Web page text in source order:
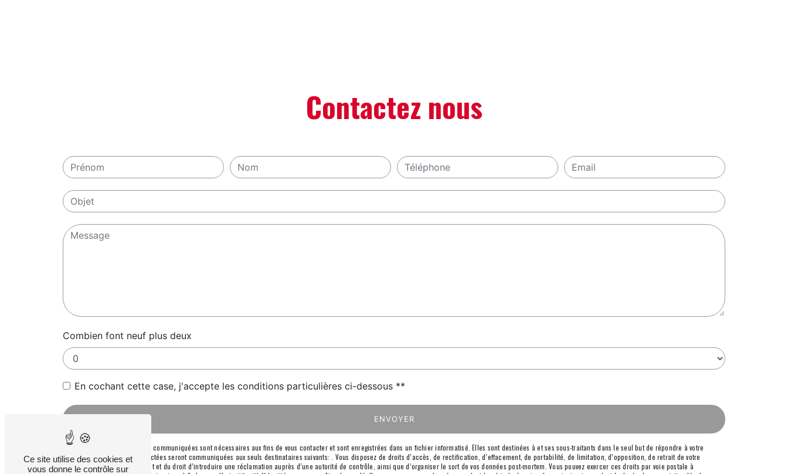
Contactez nous
Combien font neuf plus deux
En cochant cette case, j'accepte les conditions particulières ci-dessous **
ENVOYER
** Les données personnelles communiquées sont nécessaires aux fins de vous contacter et sont enregistrées dans un fichier informatisé. Elles sont destinées à et ses sous-traitants dans le seul but de répondre à votre
message. Les données collectées seront communiquées aux seuls destinataires suivants: . Vous disposez de droits d’accès, de rectification, d’effacement, de portabilité, de limitation, d’opposition, de retrait de votre
consentement à tout moment et du droit d’introduire une réclamation auprès d’une autorité de contrôle, ainsi que d’organiser le sort de vos données post-mortem. Vous pouvez exercer ces droits par voie postale à
Ce site utilise des cookies et
vous donne le contrôle sur